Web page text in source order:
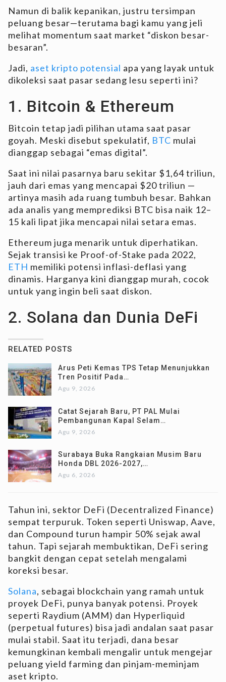
Namun di balik kepanikan, justru tersimpan
peluang besar—terutama bagi kamu yang jeli
melihat momentum saat market “diskon besar-
besaran”.
Jadi, aset kripto potensial apa yang layak untuk
dikoleksi saat pasar sedang lesu seperti ini?
1. Bitcoin & Ethereum
Bitcoin tetap jadi pilihan utama saat pasar
goyah. Meski disebut spekulatif, BTC mulai
dianggap sebagai “emas digital”.
Saat ini nilai pasarnya baru sekitar $1,64 triliun,
jauh dari emas yang mencapai $20 triliun —
artinya masih ada ruang tumbuh besar. Bahkan
ada analis yang memprediksi BTC bisa naik 12–
15 kali lipat jika mencapai nilai setara emas.
Ethereum juga menarik untuk diperhatikan.
Sejak transisi ke Proof-of-Stake pada 2022,
ETH memiliki potensi inflasi-deflasi yang
dinamis. Harganya kini dianggap murah, cocok
untuk yang ingin beli saat diskon.
2. Solana dan Dunia DeFi
RELATED POSTS
Arus Peti Kemas TPS Tetap Menunjukkan
Tren Positif Pada…
Agu 9, 2026
Catat Sejarah Baru, PT PAL Mulai
Pembangunan Kapal Selam…
Agu 9, 2026
Surabaya Buka Rangkaian Musim Baru
Honda DBL 2026-2027,…
Agu 6, 2026
Tahun ini, sektor DeFi (Decentralized Finance)
sempat terpuruk. Token seperti Uniswap, Aave,
dan Compound turun hampir 50% sejak awal
tahun. Tapi sejarah membuktikan, DeFi sering
bangkit dengan cepat setelah mengalami
koreksi besar.
Solana, sebagai blockchain yang ramah untuk
proyek DeFi, punya banyak potensi. Proyek
seperti Raydium (AMM) dan Hyperliquid
(perpetual futures) bisa jadi andalan saat pasar
mulai stabil. Saat itu terjadi, dana besar
kemungkinan kembali mengalir untuk mengejar
peluang yield farming dan pinjam-meminjam
aset kripto.